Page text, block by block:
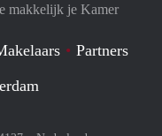
makkelijk je Kamer
Partners